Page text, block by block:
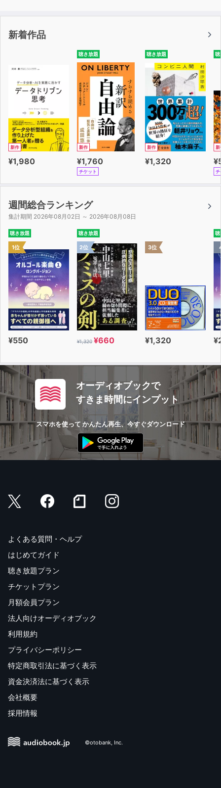
新着作品
新作
¥1,980
聴き放題
新作
¥1,760
チケット
聴き放題
新作
¥1,320
聴
新
チ
週間総合ランキング
集計期間 2026年08月02日 ～ 2026年08月08日
聴き放題
1位
¥550
聴き放題
2位
¥1,320 ¥660
3位
¥1,320
聴
オーディオブックで
すきま時間にインプット
スマホを使って かんたん再生、今すぐダウンロード
よくある質問・ヘルプ
はじめてガイド
聴き放題プラン
チケットプラン
月額会員プラン
法人向けオーディオブック
利用規約
プライバシーポリシー
特定商取引法に基づく表示
資金決済法に基づく表示
会社概要
採用情報
©otobank, Inc.